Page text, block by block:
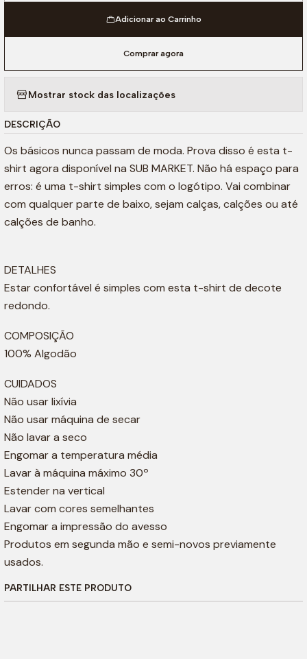
Adicionar ao Carrinho
Comprar agora
Mostrar stock das localizações
DESCRIÇÃO
Os básicos nunca passam de moda. Prova disso é esta t-
shirt agora disponível na SUB MARKET. Não há espaço para
erros: é uma t-shirt simples com o logótipo. Vai combinar
com qualquer parte de baixo, sejam calças, calções ou até
calções de banho.
DETALHES
Estar confortável é simples com esta t-shirt de decote
redondo.
COMPOSIÇÃO
100% Algodão
CUIDADOS
Não usar lixívia
Não usar máquina de secar
Não lavar a seco
Engomar a temperatura média
Lavar à máquina máximo 30º
Estender na vertical
Lavar com cores semelhantes
Engomar a impressão do avesso
Produtos em segunda mão e semi-novos previamente
usados.
PARTILHAR ESTE PRODUTO